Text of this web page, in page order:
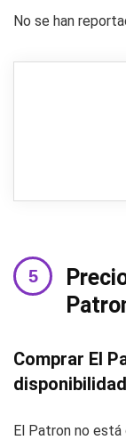
No se han
Comprar El
disponibilidad
El Patron no está